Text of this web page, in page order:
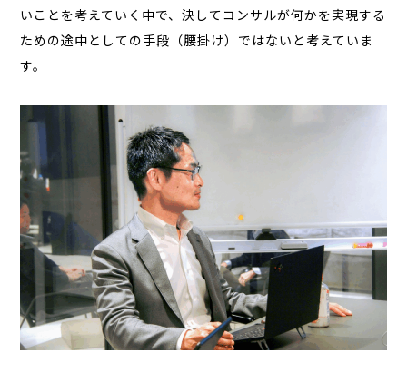
いことを考えていく中で、決してコンサルが何かを実現する
ための途中としての手段（腰掛け）ではないと考えていま
す。